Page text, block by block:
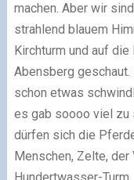
machen. Aber wir
strahlend blauem
Kirchturm und auf
Abensberg
schon etwas
es gab soooo viel zu
dürfen sich die
Menschen, Zelte, der